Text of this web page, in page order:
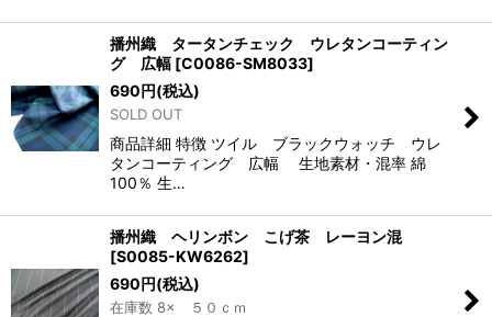
播州織 タータンチェック ウレタンコーティン
グ 広幅 [C0086-SM8033]
690円(税込)
SOLD OUT
商品詳細 特徴 ツイル ブラックウォッチ ウレ
タンコーティング 広幅 生地素材・混率 綿
100％ 生…
播州織 ヘリンボン こげ茶 レーヨン混
[S0085-KW6262]
690円(税込)
在庫数 8× ５０ｃｍ